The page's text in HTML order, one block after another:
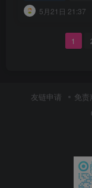
5月21日 21:37
1
友链申请 免责